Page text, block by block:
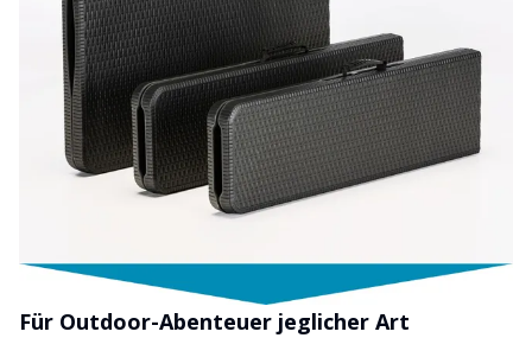
Für Outdoor-Abenteuer jeglicher Art